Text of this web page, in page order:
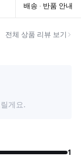
배송 · 반품 안내